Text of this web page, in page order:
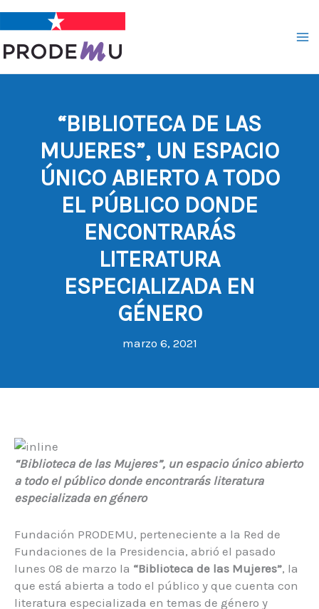
contenido
“BIBLIOTECA DE LAS
MUJERES”, UN ESPACIO
ÚNICO ABIERTO A TODO
EL PÚBLICO DONDE
ENCONTRARÁS
LITERATURA
ESPECIALIZADA EN
GÉNERO
marzo 6, 2021
“Biblioteca delasMujeres”, un espacio único abierto
atodo el público donde encontrarás literatura
especializada en género
Fundación PRODEMU, perteneciente a la Red de
Fundaciones de la Presidencia, abrió el pasado
lunes 08 de marzo la “Biblioteca de las Mujeres”, la
que está abierta a todo el público y que cuenta con
literatura especializada en temas de género y